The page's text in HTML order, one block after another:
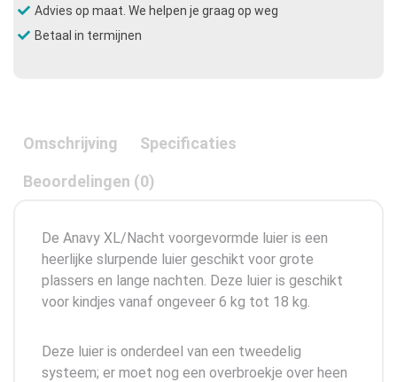
Advies op maat. We helpen je graag op weg
Betaal in termijnen
Omschrijving Specificaties
Beoordelingen (0)
De Anavy XL/Nacht voorgevormde luier is een
heerlijke slurpende luier geschikt voor grote
plassers en lange nachten. Deze luier is geschikt
voor kindjes vanaf ongeveer 6 kg tot 18 kg.
Deze luier is onderdeel van een tweedelig
systeem; er moet nog een overbroekje over heen